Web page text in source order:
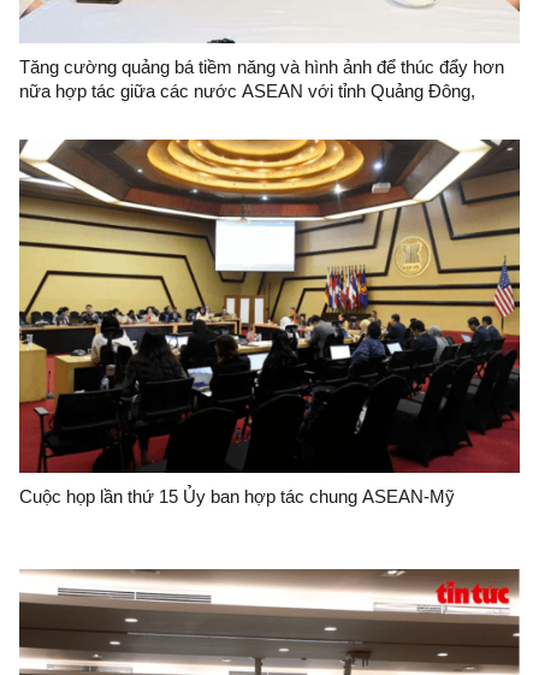
Tăng cường quảng bá tiềm năng và hình ảnh để thúc đẩy hơn
nữa hợp tác giữa các nước ASEAN với tỉnh Quảng Đông,
Cuộc họp lần thứ 15 Ủy ban hợp tác chung ASEAN-Mỹ